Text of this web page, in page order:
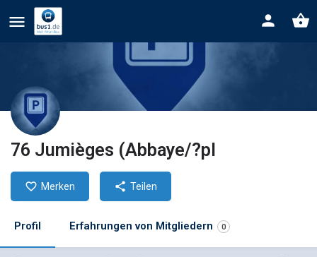
76 Jumièges (Abbaye/?pl
Merken Teilen
Profil Erfahrungen von Mitgliedern 0